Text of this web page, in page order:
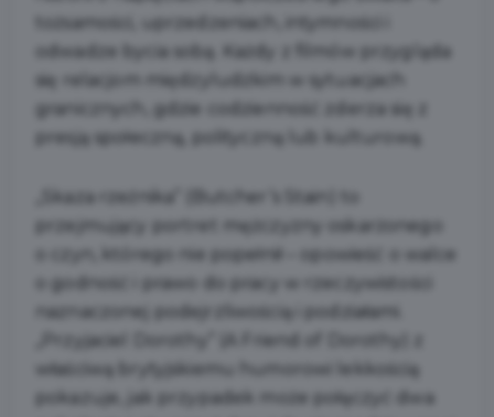
tożsamości, uprzedzeniach, intymności i
odwadze bycia sobą. Każdy z filmów przygląda
się relacjom międzyludzkim w sytuacjach
granicznych, gdzie codzienność zderza się z
presją społeczną, polityczną lub kulturową.
„Skaza rzeźnika” (Butcher’s Stain) to
przejmujący portret mężczyzny oskarżonego
o czyn, którego nie popełnił – opowieść o walce
o godność i prawo do pracy w rzeczywistości
naznaczonej podejrzliwością i podziałami.
„Przyjaciel Dorothy” (A Friend of Dorothy) z
właściwą brytyjskiemu humorowi lekkością
pokazuje, jak przypadek może połączyć dwa